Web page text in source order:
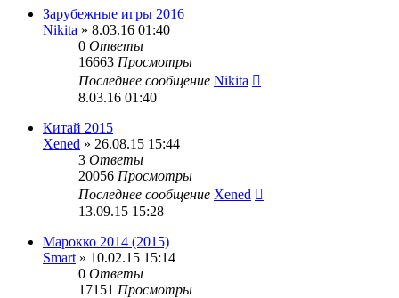
Зарубежные игры 2016
Nikita » 8.03.16 01:40
0 Ответы
16663 Просмотры
Последнее сообщение Nikita
8.03.16 01:40
Китай 2015
Xened » 26.08.15 15:44
3 Ответы
20056 Просмотры
Последнее сообщение Xened
13.09.15 15:28
Марокко 2014 (2015)
Smart » 10.02.15 15:14
0 Ответы
17151 Просмотры